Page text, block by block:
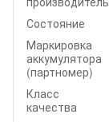
Состояние
Маркировка
аккумулятора
(партномер)
Класс
качества